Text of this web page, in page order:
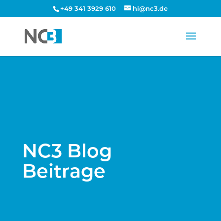
+49 341 3929 610 hi@nc3.de
NC3 Blog
Beitrage